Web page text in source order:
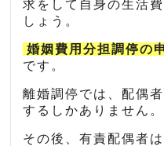
求をして自身の生活
しょう。
婚姻費用分担調停の
です。
離婚調停では、配偶
するしかありません。
その後、有責配偶者